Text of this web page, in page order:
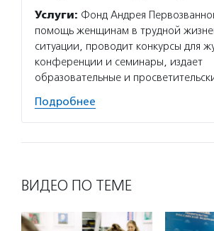
Услуги: Фонд Андрея
помощь женщинам в трудной
ситуации, проводит конкурсы для
конференции и семинары, издает
образовательные и
Подробнее
ВИДЕО ПО ТЕМЕ